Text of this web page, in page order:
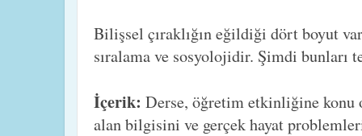
Bilişsel çıraklığın eğildiği dört boyut
sıralama ve sosyolojidir. Şimdi bunları
İçerik: Derse, öğretim etkinliğine
alan bilgisini ve gerçek hayat